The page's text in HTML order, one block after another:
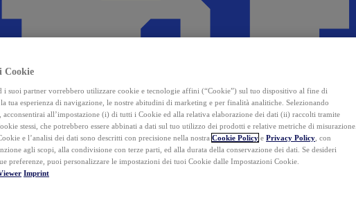
Cookie
i suoi partner vorrebbero utilizzare cookie e tecnologie affini (“Cookie”) sul tuo dispositivo al fine di
tua esperienza di navigazione, le nostre abitudini di marketing e per finalità analitiche. Selezionando
, acconsentirai all’impostazione (i) di tutti i Cookie ed alla relativa elaborazione dei dati (ii) raccolti tramite
stessi, che potrebbero essere abbinati a dati sul tuo utilizzo dei prodotti e relative metriche di misurazione.
e l’analisi dei dati sono descritti con precisione nella nostra Cookie Policy e Privacy Policy , con
agli scopi, alla condivisione con terze parti, ed alla durata della conservazione dei dati. Se desideri
preferenze, puoi personalizzare le impostazioni dei tuoi Cookie dalle Impostazioni Cookie.
Imprint